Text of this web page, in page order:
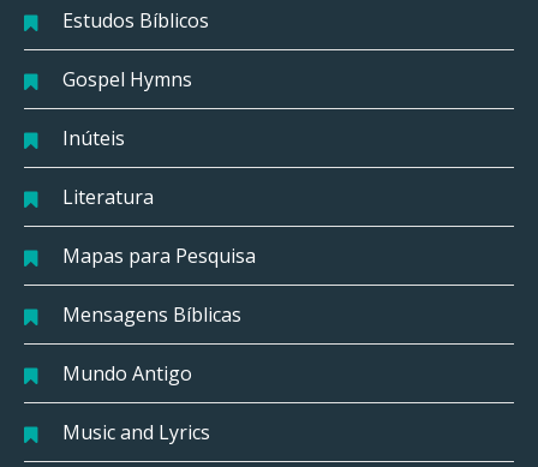
Estudos Bíblicos
Gospel Hymns
Inúteis
Literatura
Mapas para Pesquisa
Mensagens Bíblicas
Mundo Antigo
Music and Lyrics